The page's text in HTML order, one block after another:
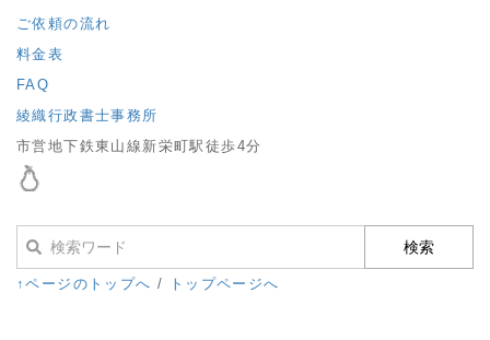
ご依頼の流れ
料金表
FAQ
綾織行政書士事務所
市営地下鉄東山線新栄町駅徒歩4分
↑ページのトップへ / トップページへ